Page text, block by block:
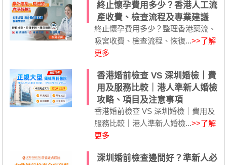
終止懷孕費用多少？香港人工流
產收費、檢查流程及專業建議
終止懷孕費用多少？整理香港藥流、
吸宮收費、檢查流程、恢復...>>了解
更多
香港婚前檢查 VS 深圳婚檢｜費
用及服務比較｜港人準新人婚檢
攻略、項目及注意事項
香港婚前檢查 VS 深圳婚檢｜費用及
服務比較｜港人準新人婚檢...>>了解
更多
深圳婚前檢查邊間好？準新人必